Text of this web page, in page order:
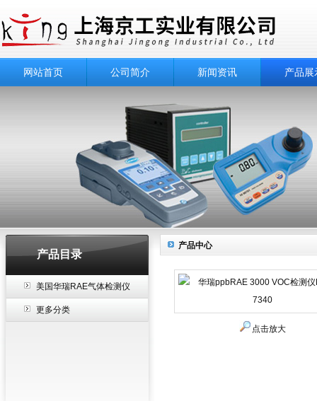
网站首页 公司简介 新闻资讯 产品展
产品目录
美国华瑞RAE气体检测仪
更多分类
产品中心
点击放大